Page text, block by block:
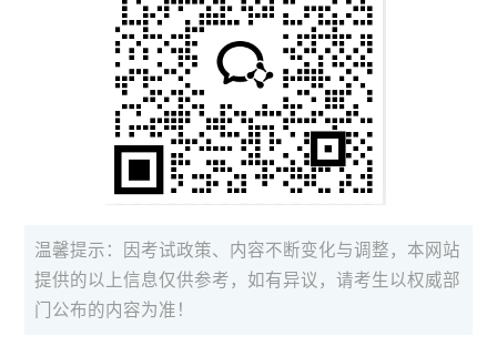
温馨提示：因考试政策、内容不断变化与调整，本网站
提供的以上信息仅供参考，如有异议，请考生以权威部
门公布的内容为准！